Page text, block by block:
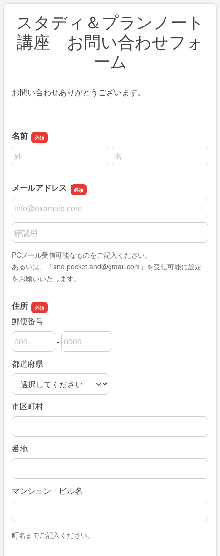
スタディ＆プランノート
講座 お問い合わせフォ
ーム
お問い合わせありがとうございます。
名前
名前の姓
名前の名
メールアドレス
メールアドレス
メールアドレスの確認用
PCメール受信可能なものをご記入ください。
あるいは、「and.pocket.and@gmail.com」を受信可能に設定
をお願いいたします。
住所
郵便番号
郵便番号の上3桁
-
郵便番号の下4桁
都道府県
市区町村
番地
マンション・ビル名
町名までご記入ください。